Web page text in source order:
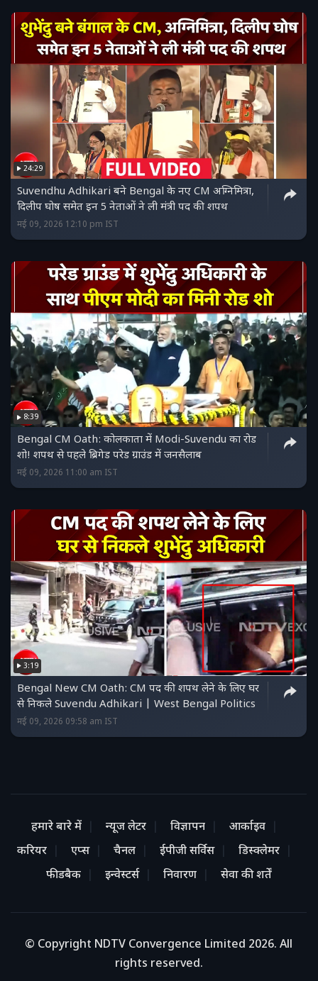
24:29
Suvendhu Adhikari बने Bengal के नए CM अग्निमित्रा,
दिलीप घोष समेत इन 5 नेताओं ने ली मंत्री पद की शपथ
मई 09, 2026 12:10 pm IST
8:39
Bengal CM Oath: कोलकाता में Modi-Suvendu का रोड
शो! शपथ से पहले ब्रिगेड परेड ग्राउंड में जनसैलाब
मई 09, 2026 11:00 am IST
3:19
Bengal New CM Oath: CM पद की शपथ लेने के लिए घर
से निकले Suvendu Adhikari | West Bengal Politics
मई 09, 2026 09:58 am IST
हमारे बारे में न्यूज लेटर विज्ञापन
आर्काइव
करियर
एप्स चैनल ईपीजी सर्विस
डिस्क्लेमर
फीडबैक
इन्वेस्टर्स निवारण सेवा की शर्तें
© Copyright NDTV Convergence Limited 2026. All
rights reserved.